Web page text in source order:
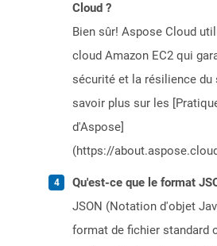
Cloud ?
Bien sûr! Aspose Cloud
cloud Amazon EC2 qui
sécurité et la résilience du
savoir plus sur les
d'Aspose]
(https://
Qu'est-ce que le format
JSON (Notation d'objet
format de fichier standard